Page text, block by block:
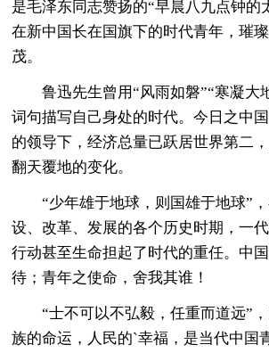
是毛泽东同志赞扬的“早晨八九点钟的
在新中国长在国旗下的时代青年，璀
茂。
鲁迅先生曾用“风雨如磐”“寒凝大
词句描写自己身处的时代。今日之中
的领导下，经济总量已跃居世界第二
翻天覆地的变化。
“少年雄于地球，则国雄于地球”，
设、改革、发展的各个历史时期，一
行动甚至生命担起了时代的重任。中
待；青年之使命，舍我其谁！
“士不可以不弘毅，任重而道远”，
族的命运，人民的`幸福，是当代中国